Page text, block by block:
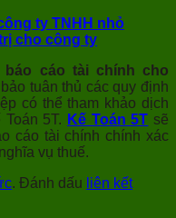
ty TNHH nhỏ
cho công ty
báo cáo tài chính cho
tuân thủ các quy định
có thể tham khảo dịch
5T. Kế Toán 5T sẽ
cáo tài chính chính xác
vụ thuế.
. Đánh dấu liên kết